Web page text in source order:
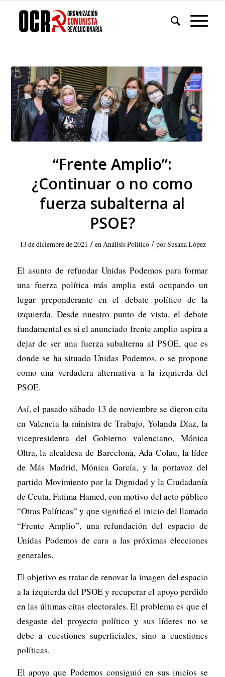
“Frente Amplio”:
¿Continuar o no como
fuerza subalterna al
PSOE?
13 de diciembre de 2021 / enAnálisis Político / porSusana López
El asunto de refundar Unidas Podemos para formar
una fuerza política más amplia está ocupando un
lugar preponderante en el debate político de la
izquierda. Desde nuestro punto de vista, el debate
fundamental es si el anunciado frente amplio aspira a
dejar de ser una fuerza subalterna al PSOE, que es
donde se ha situado Unidas Podemos, o se propone
como una verdadera alternativa a la izquierda del
PSOE.
Así, el pasado sábado 13 de noviembre se dieron cita
en Valencia la ministra de Trabajo, Yolanda Díaz, la
vicepresidenta del Gobierno valenciano, Mónica
Oltra, la alcaldesa de Barcelona, Ada Colau, la líder
de Más Madrid, Mónica García, y la portavoz del
partido Movimiento por la Dignidad y la Ciudadanía
de Ceuta, Fatima Hamed, con motivo del acto público
“Otras Políticas” y que significó el inicio del llamado
“Frente Amplio”, una refundación del espacio de
Unidas Podemos de cara a las próximas elecciones
generales.
El objetivo es tratar de renovar la imagen del espacio
a la izquierda del PSOE y recuperar el apoyo perdido
en las últimas citas electorales. El problema es que el
desgaste del proyecto político y sus líderes no se
debe a cuestiones superficiales, sino a cuestiones
políticas.
El apoyo que Podemos consiguió en sus inicios se